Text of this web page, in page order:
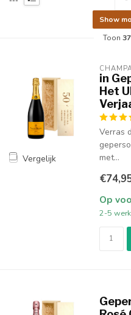
Show
Toon 37
Vergelijk
in
Het
Verras
met...
Op
2-5